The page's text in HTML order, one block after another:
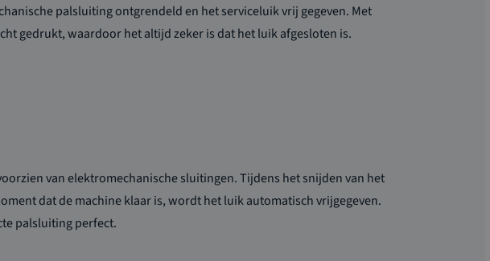
palsluiting ontgrendeld en het serviceluik vrij gegeven. Met
gedrukt, waardoor het altijd zeker is dat het luik afgesloten is.
van elektromechanische sluitingen. Tijdens het snijden van het
dat de machine klaar is, wordt het luik automatisch vrijgegeven.
palsluiting perfect.